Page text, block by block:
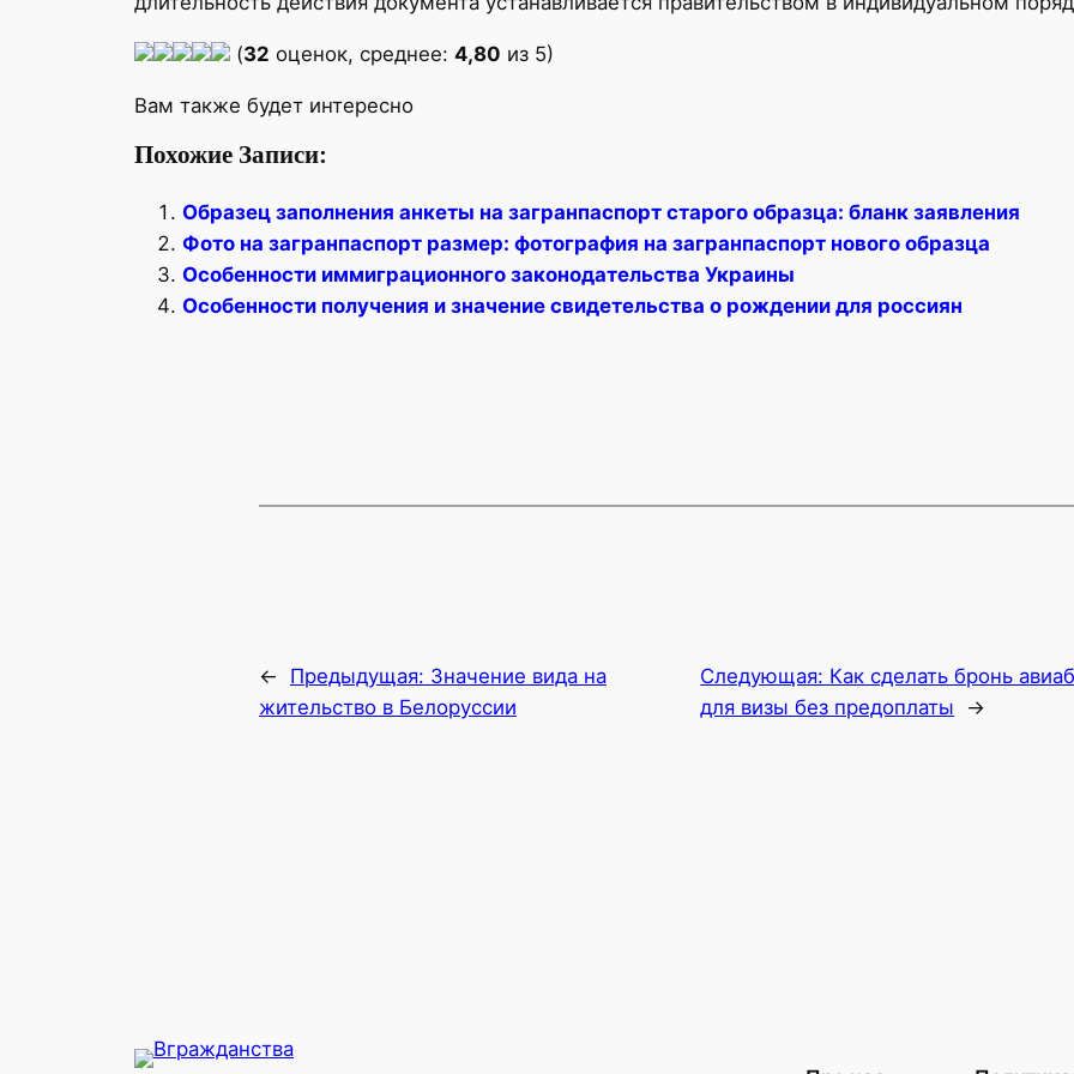
(32 оценок, среднее: 4,80 из 5)
Вам также будет интересно
Похожие Записи:
Образец заполнения анкеты на загранпаспорт старого образца: бланк заявления
Фото на загранпаспорт размер: фотография на загранпаспорт нового образца
Особенности иммиграционного законодательства Украины
Особенности получения и значение свидетельства о рождении для россиян
← Предыдущая: Значение вида на
жительство в Белоруссии
Следующая: Как сделать бронь
для визы без предоплаты
→